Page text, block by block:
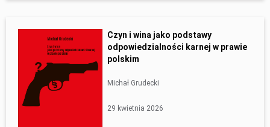
Czyn i wina jako podstawy
odpowiedzialności karnej w prawie
polskim
Michał Grudecki
29 kwietnia 2026